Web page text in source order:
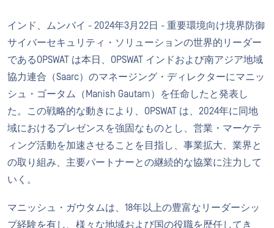
インド、ムンバイ - 2024年3月22日 - 重要環境向け境界防御
サイバーセキュリティ・ソリューションの世界的リーダー
であるOPSWAT は本日、OPSWAT インドおよび南アジア地域
協力連合（Saarc）のマネージング・ディレクターにマニッ
シュ・ゴータム（Manish Gautam）を任命したと発表し
た。この戦略的な動きにより、OPSWAT は、2024年に同地
域におけるプレゼンスを強固なものとし、営業・マーケテ
ィング活動を加速させることを目指し、事業拡大、業界と
の取り組み、主要パートナーとの継続的な協業に注力して
いく。
マニッシュ・ガウタムは、18年以上の豊富なリーダーシッ
プ経験を有し、様々な地域および国の役職を歴任してき